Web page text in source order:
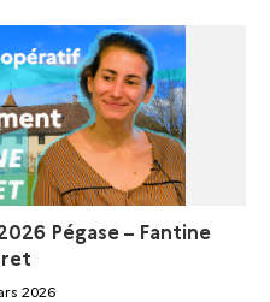
Pégase – Fantine
2026